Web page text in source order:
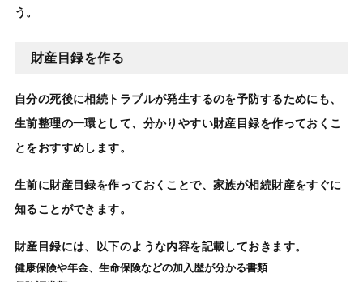
う。
財産目録を作る
自分の死後に相続トラブルが発生するのを予防するためにも、
生前整理の一環として、分かりやすい財産目録を作っておくこ
とをおすすめします。
生前に財産目録を作っておく ことで、家族が相続財産をすぐに
知ることができます。
財産目録には、以下のような内容を記載しておきます。
健康保険や年金、生命保険などの加入歴が分かる書類